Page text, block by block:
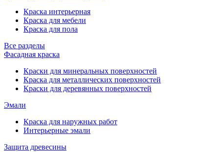
Краска интерьерная
Краска для мебели
Краска для пола
Все разделы
Фасадная краска
Краски для минеральных поверхностей
Краска для металлических поверхностей
Краски для деревянных поверхностей
Эмали
Краска для наружных работ
Интерьерные эмали
Защита древесины